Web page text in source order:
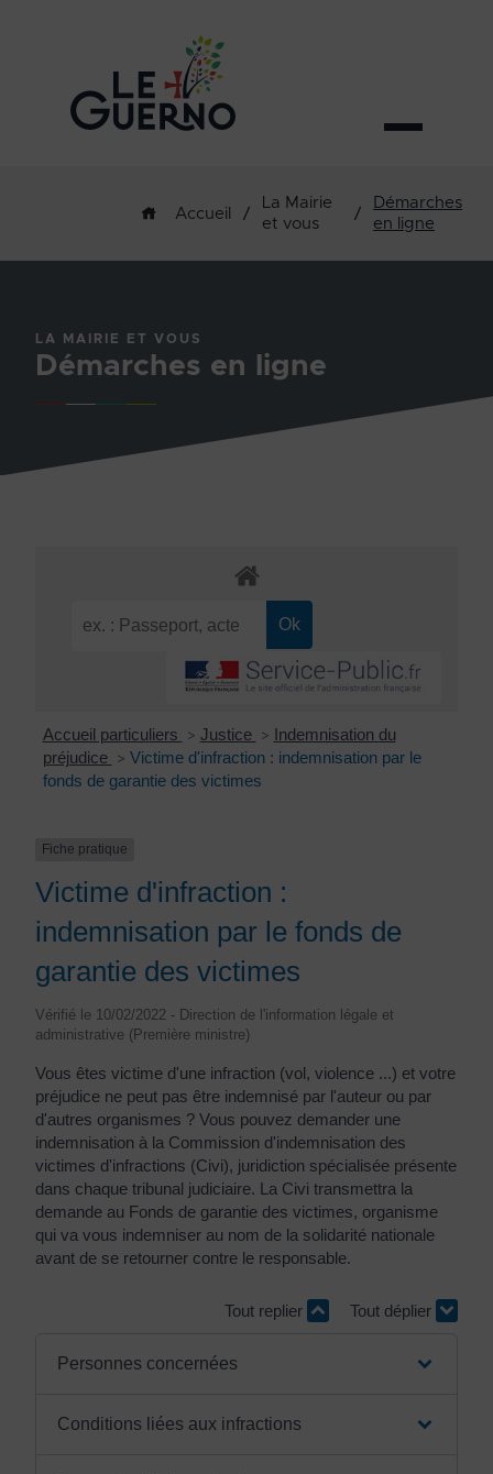
Accueil /
La Mairie
et vous
/
Démarches
en ligne
LA MAIRIE ET VOUS
Démarches en ligne
Accueil particuliers > Justice >
Indemnisation du
préjudice
> Victime d'infraction : indemnisation par le
fonds de garantie des victimes
Fiche pratique
Victime d'infraction :
indemnisation par le fonds de
garantie des victimes
Vérifié le 10/02/2022 - Direction de l'information légale et
administrative (Première ministre)
Vous êtes victime d'une infraction (vol, violence ...) et votre
préjudice ne peut pas être indemnisé par l'auteur ou par
d'autres organismes ? Vous pouvez demander une
indemnisation à la Commission d'indemnisation des
victimes d'infractions (Civi), juridiction spécialisée présente
dans chaque tribunal judiciaire. La Civi transmettra la
demande au Fonds de garantie des victimes, organisme
qui va vous indemniser au nom de la solidarité nationale
avant de se retourner contre le responsable.
Tout replier Tout déplier
Personnes concernées
Conditions liées aux infractions